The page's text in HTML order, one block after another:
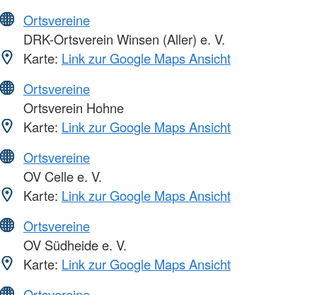
Ortsvereine
DRK-Ortsverein Winsen (Aller) e. V.
Karte: Link zur Google Maps Ansicht
Ortsvereine
Ortsverein Hohne
Karte: Link zur Google Maps Ansicht
Ortsvereine
OV Celle e. V.
Karte: Link zur Google Maps Ansicht
Ortsvereine
OV Südheide e. V.
Karte: Link zur Google Maps Ansicht